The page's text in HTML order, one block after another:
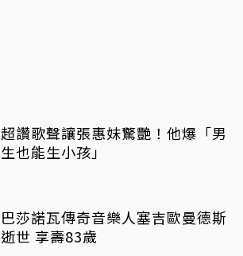
超讚歌聲讓張惠妹驚艷！他爆「男
生也能生小孩」
巴莎諾瓦傳奇音樂人塞吉歐曼德斯
逝世 享壽83歲